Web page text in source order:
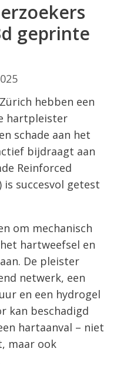
geprinte
hebben een
hartpleister
schade aan het
bijdraagt aan
Reinforced
is succesvol getest
om mechanisch
hartweefsel en
De pleister
netwerk, een
en een hydrogel
kan beschadigd
hartaanval – niet
maar ook